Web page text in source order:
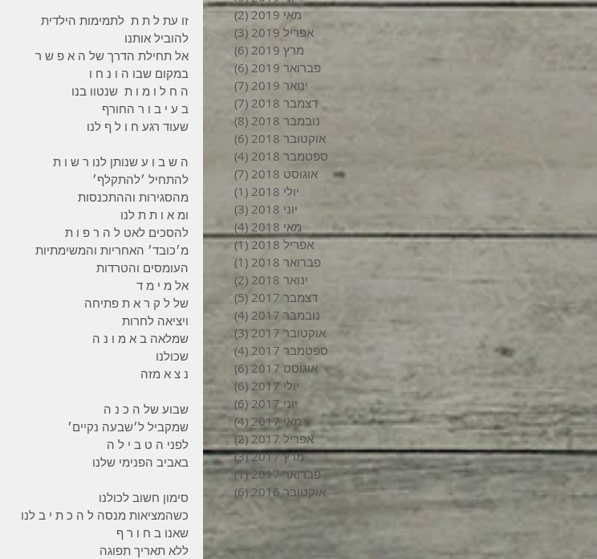
זו עת ל ת ת  לתמימות הילדית
להוביל אותנו
אל תחילת הדרך של ה א פ ש ר
במקום שבו ה ו נ ח ו
ה ח ל ו מ ו ת  שנטוו בנו
ב ע י ב ו ר החורף
שעוד רגע ח ו ל ף לנו
ה ש ב ו ע שנותן לנו ר ש ו ת
להתחיל ׳להתקלף׳
מהסגירות וההתכנסות
ומ א ו ת ת לנו
להסכים לאט ל ה ר פ ו ת
מ׳כובד׳ האחריות והמשימתיות
העומסים והטרדות
אל מ י מ ד
של ל ק ר א ת פתיחה
ויציאה לחרות
שמלאה ב א מ ו נ ה
שכולנו
נ צ א מזה
שבוע של ה כ נ ה
שמקביל ל׳שבעה נקיים׳
לפני ה ט ב י ל ה
באביב הפנימי שלנו
סימון חשוב לכולנו
כשהמציאות מנסה ל ה כ ת י ב לנו
שאנו ב ח ו ר ף
ללא תאריך תפוגה
מאי 2019
(2)
2 פוסטים
אפריל 2019
(3)
מרץ 2019
(6)
פברואר 2019
(6)
6 פוסטים
ינואר 2019
(7)
דצמבר 2018
(7)
נובמבר 2018
(8)
אוקטובר 2018
(6)
ספטמבר 2018
(4)
אוגוסט 2018
(7)
יולי 2018
(1)
יוני 2018
(3)
מאי 2018
(4)
אפריל 2018
(1)
פוסט 1
פברואר 2018
(1)
ינואר 2018
(2)
דצמבר 2017
(5)
נובמבר 2017
(4)
אוקטובר 2017
(3)
ספטמבר 2017
(4)
אוגוסט 2017
(6)
יולי 2017
(6)
יוני 2017
(6)
מאי 2017
(4)
4 פוסטים
אפריל 2017
(2)
2 פוסטים
מרץ 2017
(3)
3 פוסטים
פברואר 2017
(1)
פוסט 1
אוקטובר 2016
(6)